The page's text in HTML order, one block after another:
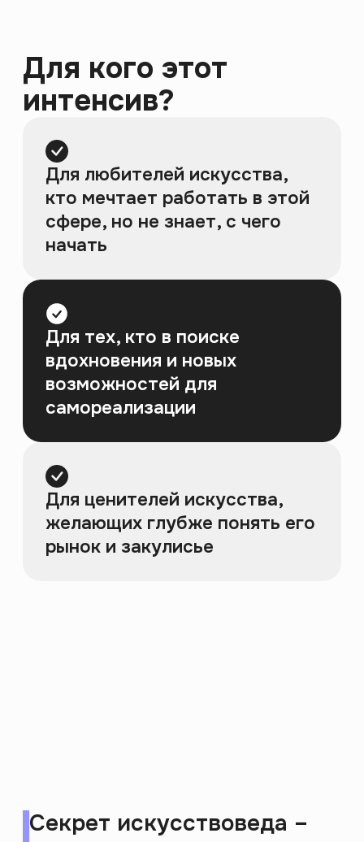
Секрет искусствоведа –
не в энциклопедических
знаниях, а в умении
Почему одна картина заставляет
замирать, а другая кажется просто
красивым изображением? Что
делает искусство великим и кто
решает его судьбу? За два дня
ты научишься разбирать
произведения по ключевым
элементам, изучишь логику арт-
рынка и составишь пошаговый план
реализации в этой сфере.